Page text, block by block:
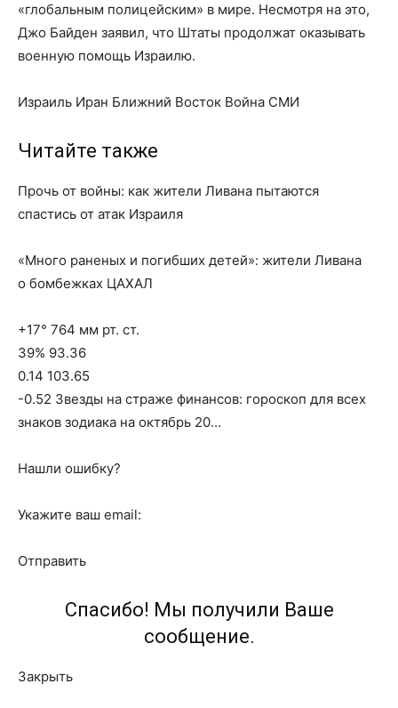
«глобальным полицейским» в мире. Несмотря на это,
Джо Байден заявил, что Штаты продолжат оказывать
военную помощь Израилю.
Израиль Иран Ближний Восток Война СМИ
Читайте также
Прочь от войны: как жители Ливана пытаются
спастись от атак Израиля
«Много раненых и погибших детей»: жители Ливана
о бомбежках ЦАХАЛ
+17° 764 мм рт. ст.
39% 93.36
0.14 103.65
-0.52 Звезды на страже финансов: гороскоп для всех
знаков зодиака на октябрь 20…
Нашли ошибку?
Укажите ваш email:
Отправить
Спасибо! Мы получили Ваше
сообщение.
Закрыть